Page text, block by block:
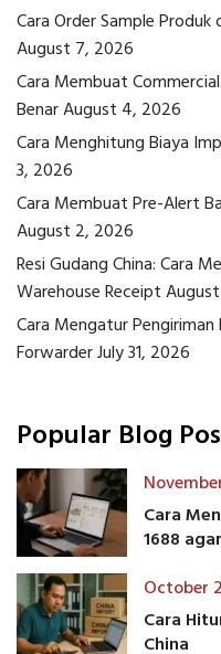
Cara Order Sample Produk
August 7, 2026
Cara Membuat
BenarAugust 4, 2026
Cara Menghitung Biaya
3, 2026
Cara Membuat Pre-Alert
August 2, 2026
Resi Gudang China: Cara
Warehouse Receipt
Cara Mengatur
ForwarderJuly 31, 2026
Popular Blog
Cara
1688
October
Cara
China